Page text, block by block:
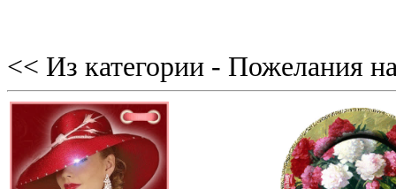
<< Из категории - Пожелания